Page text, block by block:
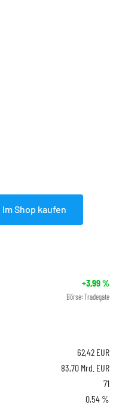
Im Shop kaufen
+3,99%
Börse: Tradegate
62,42 EUR
83,70 Mrd. EUR
71
0,54 %